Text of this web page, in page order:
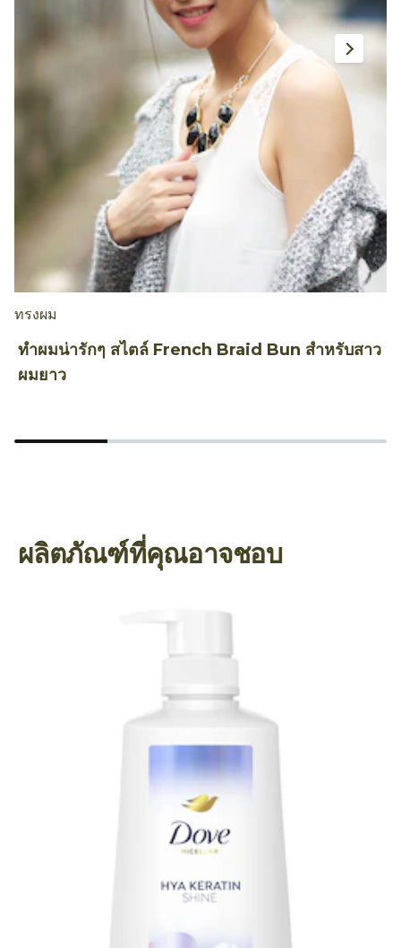
ทรงผม
ทำผมน่ารักๆ สไตล์ French Braid Bun สำหรับสาว
ผมยาว
ผลิตภัณฑ์ที่คุณอาจชอบ